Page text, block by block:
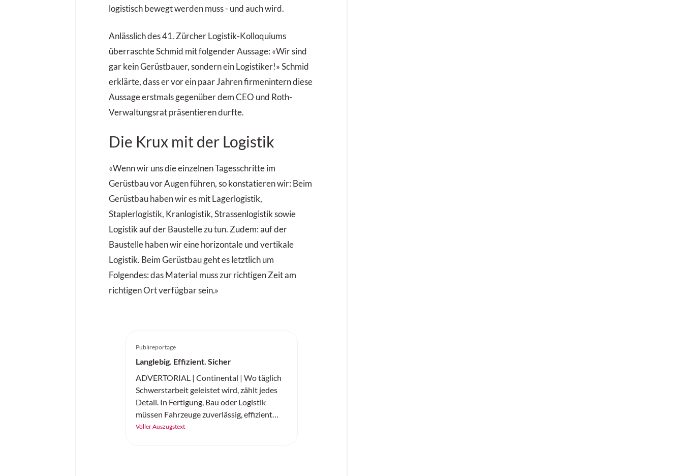
logistisch bewegt werden muss - und auch wird.
Anlässlich des 41. Zürcher Logistik-Kolloquiums
überraschte Schmid mit folgender Aussage: «Wir sind
gar kein Gerüstbauer, sondern ein Logistiker!» Schmid
erklärte, dass er vor ein paar Jahren firmenintern diese
Aussage erstmals gegenüber dem CEO und Roth-
Verwaltungsrat präsentieren durfte.
Die Krux mit der Logistik
«Wenn wir uns die einzelnen Tagesschritte im
Gerüstbau vor Augen führen, so konstatieren wir: Beim
Gerüstbau haben wir es mit Lagerlogistik,
Staplerlogistik, Kranlogistik, Strassenlogistik sowie
Logistik auf der Baustelle zu tun. Zudem: auf der
Baustelle haben wir eine horizontale und vertikale
Logistik. Beim Gerüstbau geht es letztlich um
Folgendes: das Material muss zur richtigen Zeit am
richtigen Ort verfügbar sein.»
Publireportage
Langlebig. Effizient. Sicher
ADVERTORIAL | Continental | Wo täglich
Schwerstarbeit geleistet wird, zählt jedes
Detail. In Fertigung, Bau oder Logistik
müssen Fahrzeuge zuverlässig, effizient
und sicher arbeiten. Der «SC20+» von
Voller Auszugstext